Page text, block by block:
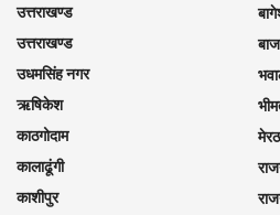
उत्तराखण्ड
उत्तराखण्ड
उधमसिंह नगर
ऋषिकेश
काठगोदाम
कालाढूंगी
काशीपुर
मेरठ